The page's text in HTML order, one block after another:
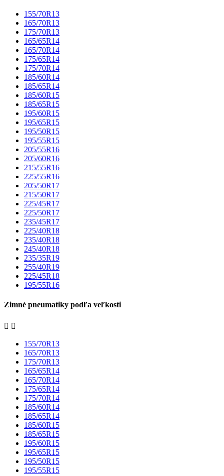
155/70R13
165/70R13
175/70R13
165/65R14
165/70R14
175/65R14
175/70R14
185/60R14
185/65R14
185/60R15
185/65R15
195/60R15
195/65R15
195/50R15
195/55R15
205/55R16
205/60R16
215/55R16
225/55R16
205/50R17
215/50R17
225/45R17
225/50R17
235/45R17
225/40R18
235/40R18
245/40R18
235/35R19
255/40R19
225/45R18
195/55R16
Zimné pneumatiky podľa veľkosti
 
155/70R13
165/70R13
175/70R13
165/65R14
165/70R14
175/65R14
175/70R14
185/60R14
185/65R14
185/60R15
185/65R15
195/60R15
195/65R15
195/50R15
195/55R15